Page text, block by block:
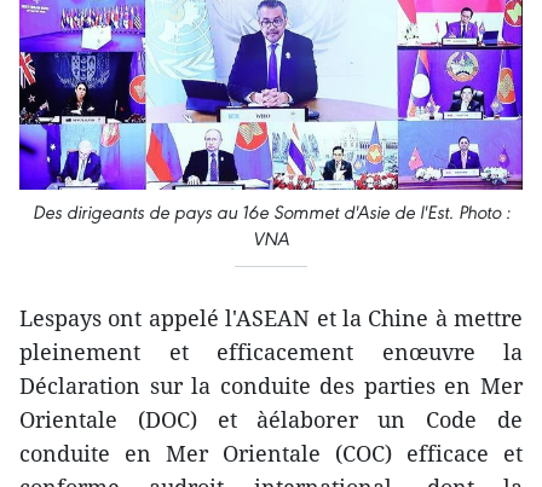
Des dirigeants de pays au 16e Sommet d'Asie de l'Est. Photo :
VNA
Lespays ont appelé l'ASEAN et la Chine à mettre
pleinement et efficacement enœuvre la
Déclaration sur la conduite des parties en Mer
Orientale (DOC) et àélaborer un Code de
conduite en Mer Orientale (COC) efficace et